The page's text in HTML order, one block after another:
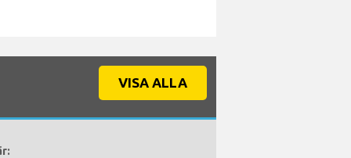
VISA ALLA